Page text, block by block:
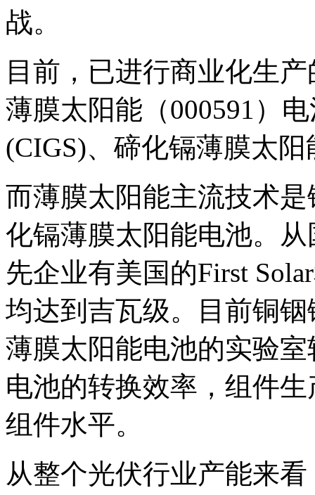
战。
目前，已进行商业化生
薄膜太阳能（000591）
(CIGS)、碲化镉薄膜太阳
而薄膜太阳能主流技术
化镉薄膜太阳能电池。
先企业有美国的First
均达到吉瓦级。目前铜
薄膜太阳能电池的实验
电池的转换效率，组件
组件水平。
从整个光伏行业产能来